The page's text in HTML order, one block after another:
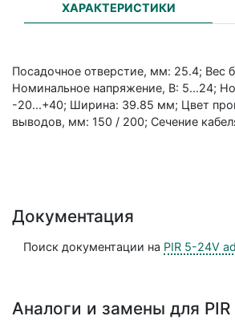
ХАРАКТЕРИСТИКИ
Посадочное отверстие, мм: 25.4; Вес
Номинальное напряжение, В: 5...24;
-20...+40; Ширина: 39.85 мм; Цвет
выводов, мм: 150 / 200; Сечение
Документация
Поиск документации на PIR 5-24V
Аналоги и замены для